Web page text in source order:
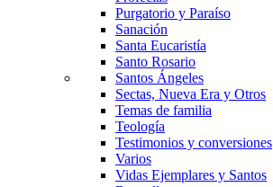
Purgatorio y Paraíso
Sanación
Santa Eucaristía
Santo Rosario
Santos Ángeles
Sectas, Nueva Era y Otros
Temas de familia
Teología
Testimonios y conversiones
Varios
Vidas Ejemplares y Santos